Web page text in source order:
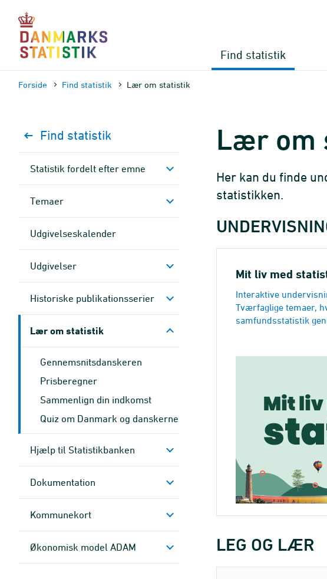
sidens
indhold
Find statistik
Forside Find statistik Lær om statistik
Lær om
Her kan du finde
statistikken.
Mit liv med
Interaktive
Tværfaglige temaer,
samfundsstatistik
LEG OG LÆR
Find statistik
Statistik fordelt efter emne
Temaer
Udgivelseskalender
Udgivelser
Historiske publikationsserier
Lær om statistik
Gennemsnitsdanskeren
Prisberegner
Sammenlign din indkomst
Quiz om Danmark og danskerne
Hjælp til Statistikbanken
Dokumen­tation
Kommune­kort
Økonomisk model ADAM